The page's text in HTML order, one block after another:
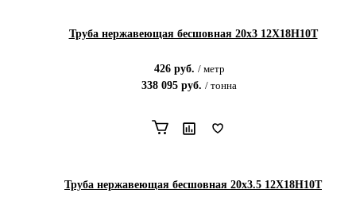
Труба нержавеющая бесшовная 20х3 12Х18Н10Т
426руб. / метр
338 095 руб. / тонна
Труба нержавеющая бесшовная 20х3.5 12Х18Н10Т